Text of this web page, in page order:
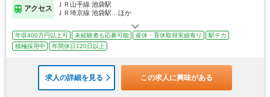
アクセス
ＪＲ山手線 池袋駅
ＪＲ埼京線 池袋駅…ほか
年収400万円以上可 未経験者も応募可能 産休・育休取得実績有り
駅チカ
積極採用中
年間休日120日以上
求人の詳細を見る この求人に興味がある